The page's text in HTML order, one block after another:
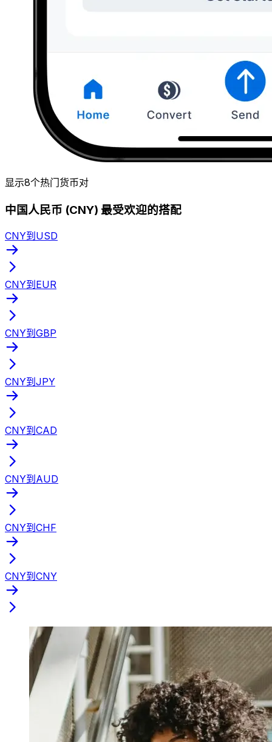
显示8个热门货币对
中国人民币 (CNY) 最受欢迎的搭配
CNY到USD
CNY到EUR
CNY到GBP
CNY到JPY
CNY到CAD
CNY到AUD
CNY到CHF
CNY到CNY